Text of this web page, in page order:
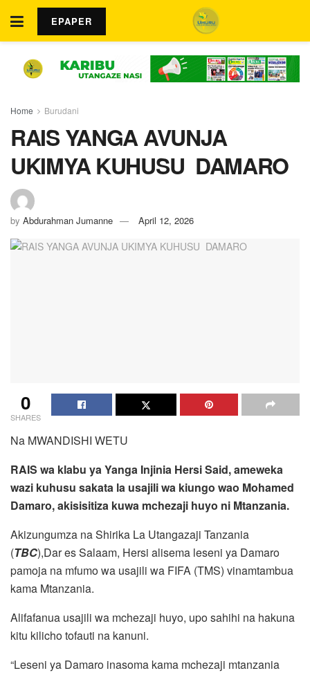
EPAPER
Home Burudani
RAIS YANGA AVUNJA
UKIMYA KUHUSU DAMARO
by Abdurahman Jumanne April 12, 2026
0
SHARES
Na MWANDISHI WETU
RAIS wa klabu ya Yanga Injinia Hersi Said, ameweka
wazi kuhusu sakata la usajili wa kiungo wao Mohamed
Damaro, akisisitiza kuwa mchezaji huyo ni Mtanzania.
Akizungumza na Shirika La Utangazaji Tanzania
(TBC),Dar es Salaam, Hersi alisema leseni ya Damaro
pamoja na mfumo wa usajili wa FIFA (TMS) vinamtambua
kama Mtanzania.
Alifafanua usajili wa mchezaji huyo, upo sahihi na hakuna
kitu kilicho tofauti na kanuni.
“Leseni ya Damaro inasoma kama mchezaji mtanzania